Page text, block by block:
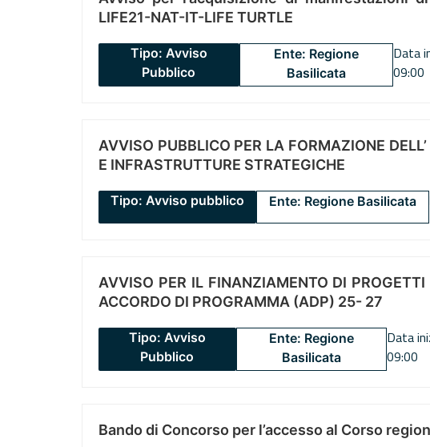
LIFE21-NAT-IT-LIFE TURTLE
Tipo: Avviso
Pubblico
Ente: Regione
Basilicata
Data
09:00
AVVISO PUBBLICO PER LA FORMAZIONE
E INFRASTRUTTURE STRATEGICHE
Tipo: Avviso pubblico Ente: Regione Basilicata
AVVISO PER IL FINANZIAMENTO DI
ACCORDO DI PROGRAMMA (ADP) 25- 27
Tipo: Avviso
Pubblico
Ente: Regione
Basilicata
Data
09:00
Bando di Concorso per l’accesso al Corso